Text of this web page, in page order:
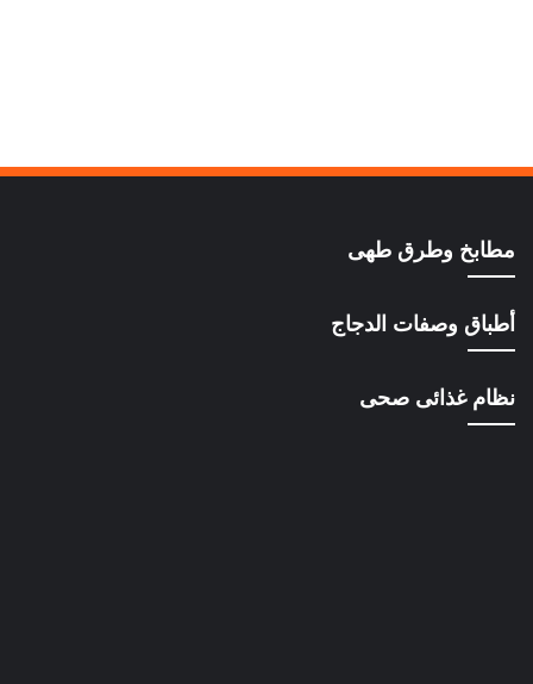
مطابخ وطرق طهى
أطباق وصفات الدجاج
نظام غذائى صحى